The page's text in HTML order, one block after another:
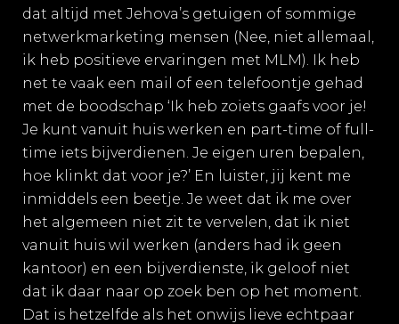
dat altijd met Jehova’s getuigen of sommige
netwerkmarketing mensen (Nee, niet allemaal,
ik heb positieve ervaringen met MLM). Ik heb
net te vaak een mail of een telefoontje gehad
met de boodschap ‘Ik heb zoiets gaafs voor je!
Je kunt vanuit huis werken en part-time of full-
time iets bijverdienen. Je eigen uren bepalen,
hoe klinkt dat voor je?’ En luister, jij kent me
inmiddels een beetje. Je weet dat ik me over
het algemeen niet zit te vervelen, dat ik niet
vanuit huis wil werken (anders had ik geen
kantoor) en een bijverdienste, ik geloof niet
dat ik daar naar op zoek ben op het moment.
Dat is hetzelfde als het onwijs lieve echtpaar